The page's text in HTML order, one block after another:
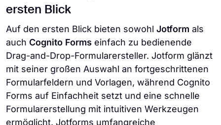
ersten Blick
Auf den ersten Blick bieten sowohl Jotform als
auch Cognito Forms einfach zu bedienende
Drag-and-Drop-Formularersteller. Jotform glänzt
mit seiner großen Auswahl an fortgeschrittenen
Formularfeldern und Vorlagen, während Cognito
Forms auf Einfachheit setzt und eine schnelle
Formularerstellung mit intuitiven Werkzeugen
ermöglicht. Jotforms umfangreiche